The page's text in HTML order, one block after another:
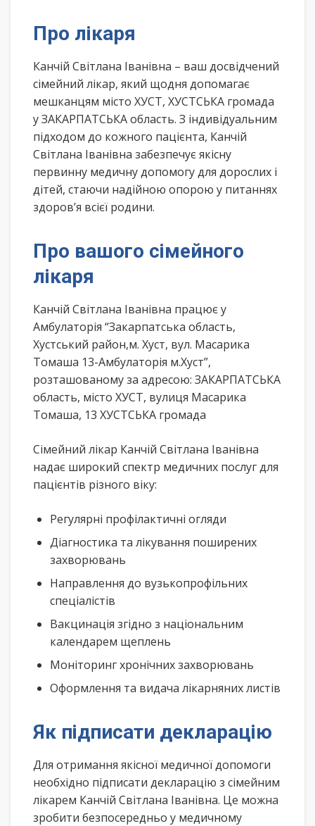
Про лікаря
Канчій Світлана Іванівна – ваш досвідчений
сімейний лікар, який щодня допомагає
мешканцям місто ХУСТ, ХУСТСЬКА громада
у ЗАКАРПАТСЬКА область. З індивідуальним
підходом до кожного пацієнта, Канчій
Світлана Іванівна забезпечує якісну
первинну медичну допомогу для дорослих і
дітей, стаючи надійною опорою у питаннях
здоров’я всієї родини.
Про вашого сімейного
лікаря
Канчій Світлана Іванівна працює у
Амбулаторія “Закарпатська область,
Хустський район,м. Хуст, вул. Масарика
Томаша 13-Амбулаторія м.Хуст”,
розташованому за адресою: ЗАКАРПАТСЬКА
область, місто ХУСТ, вулиця Масарика
Томаша, 13 ХУСТСЬКА громада
Сімейний лікар Канчій Світлана Іванівна
надає широкий спектр медичних послуг для
пацієнтів різного віку:
Регулярні профілактичні огляди
Діагностика та лікування поширених
захворювань
Направлення до вузькопрофільних
спеціалістів
Вакцинація згідно з національним
календарем щеплень
Моніторинг хронічних захворювань
Оформлення та видача лікарняних листів
Як підписати декларацію
Для отримання якісної медичної допомоги
необхідно підписати декларацію з сімейним
лікарем Канчій Світлана Іванівна. Це можна
зробити безпосередньо у медичному